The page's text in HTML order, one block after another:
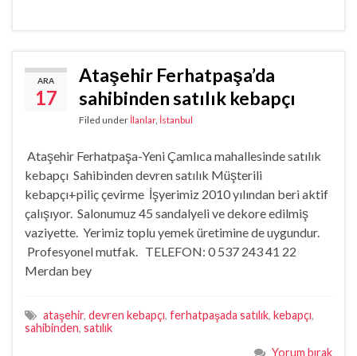
ARA
17
Ataşehir Ferhatpaşa’da
sahibinden satılık kebapçı
Filed under İlanlar, İstanbul
Ataşehir Ferhatpaşa-Yeni Çamlıca mahallesinde satılık
kebapçı Sahibinden devren satılık Müşterili
kebapçı+piliç çevirme İşyerimiz 2010 yılından beri aktif
çalışıyor. Salonumuz 45 sandalyeli ve dekore edilmiş
vaziyette. Yerimiz toplu yemek üretimine de uygundur.
Profesyonel mutfak. TELEFON: 0 537 243 41 22
Merdan bey
ataşehir, devren kebapçı, ferhatpaşada satılık, kebapçı,
sahibinden, satılık
Yorum bırak